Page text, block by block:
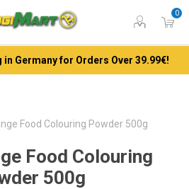
0
in Germany for Orders Over 39.99€!
Food Colouring Powder 500g
Food Colouring
500g